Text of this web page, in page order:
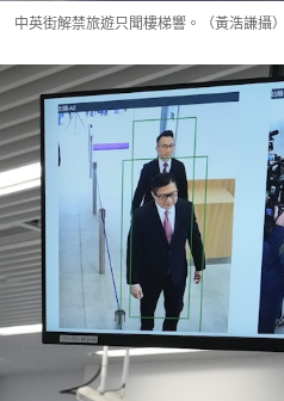
中英街解禁旅遊只聞樓梯響。（黃浩謙攝）